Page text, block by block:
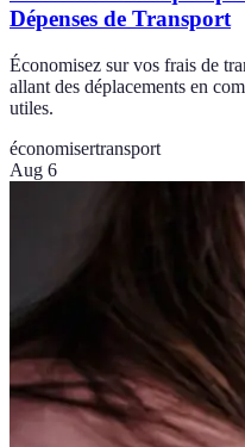
Dépenses de Transport
Économisez sur vos frais de
allant des déplacements en
utiles.
économisertransport
Aug 6